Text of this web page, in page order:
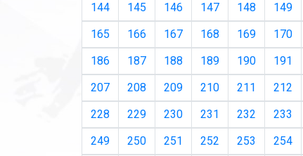
144
145 146 147 148 149
165
166 167 168 169 170
186
187 188 189 190 191
207
208 209 210 211 212
228
229 230 231 232 233
249
250 251 252 253 254